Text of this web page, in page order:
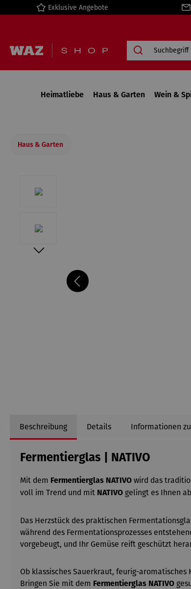
Zur Hauptnavigation springen
Exklusive Angebote
Heimatliebe Haus & Garten Wein &
Haus & Garten
Beschreibung Details Informationen
Fermentierglas | NATIVO
Mit dem Fermentierglas NATIVO wird das
voll im Trend und mit NATIVO gelingt es Ihnen
Das Herzstück des praktischen
während des Fermentationsprozesses
vorgebeugt, und Ihr Gemüse reift geschützt
Ob klassisches Sauerkraut, feurig-
Bringen Sie mit dem Fermentierglas NATIVO